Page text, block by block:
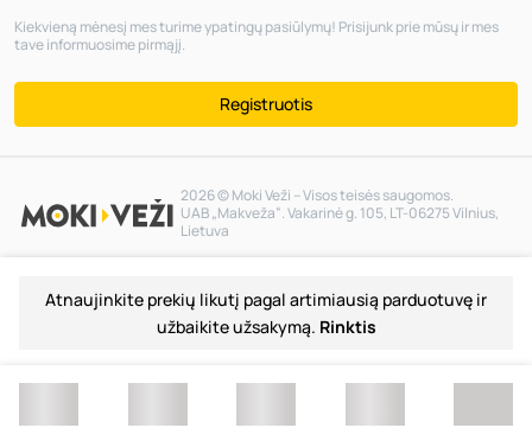
Atnaujinkite prekių likutį pagal artimiausią parduotuvę ir
užbaikite užsakymą. Rinktis
Kiekvieną mėnesį mes turime ypatingų pasiūlymų! Prisijunk prie mūsų ir mes
tave informuosime pirmąjį.
Registruotis
2026 © Moki Veži – Visos teisės saugomos.
UAB „Makveža“. Vakarinė g. 105, LT-06275 Vilnius,
Lietuva